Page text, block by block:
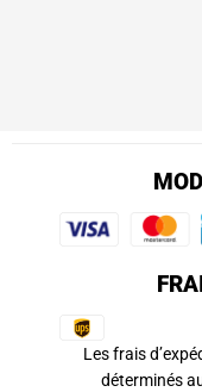
Les frais
déterminés